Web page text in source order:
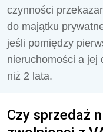
czynności
do majątku
jeśli pomiędzy
nieruchomości a jej
niż 2 lata.
Czy sprzedaż